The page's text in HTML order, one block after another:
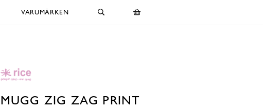
VARUMÄRKEN
MUGG ZIG ZAG PRINT